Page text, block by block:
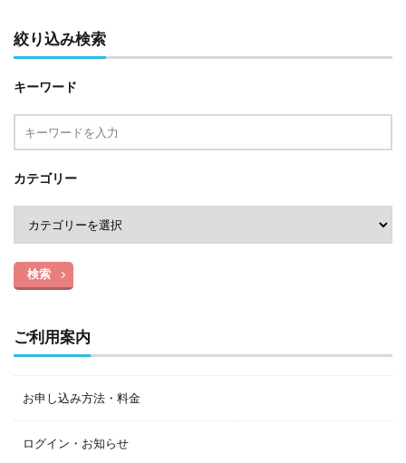
絞り込み検索
キーワード
カテゴリー
検索
ご利用案内
お申し込み方法・料金
ログイン・お知らせ